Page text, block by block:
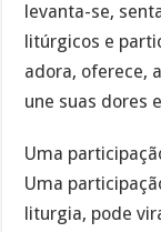
levanta-se,
litúrgicos e
adora, oferece,
une suas dores
Uma
Uma
liturgia, pode